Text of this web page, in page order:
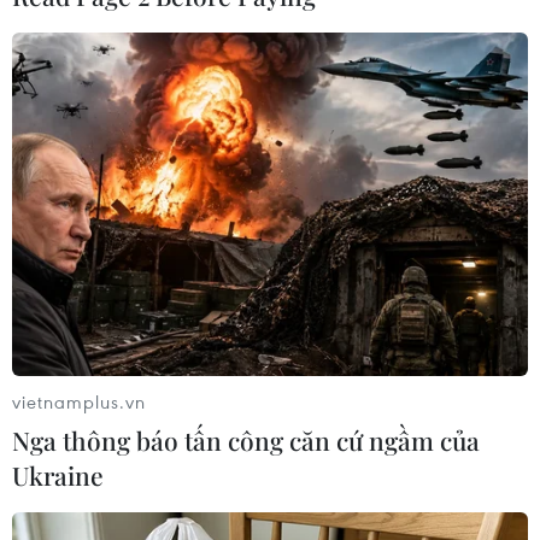
cần đẩy nhanh tiến độ, tuân thủ quy hoạch ban
đầu, tạo sự hài hoà trong phát triển.
Bên cạnh đó, đề nghị các cấp chính quyền có
liên quan cần kịp thời hỗ trợ, tháo gỡ khó khăn,
vướng mắc không để ảnh hưởng đến tiến độ dự
án...
Cũng trong dịp này, Công ty cổ phần Phát triển
quan hệ Việt-Nhật tổ chức lễ khởi công Khu du
lịch nghỉ dưỡng Biển Vàng tại thị trấn Cửa Việt,
huyện Gio Linh./.
(TTXVN/Vietnam+)
vietnamplus.vn
Nga thông báo tấn công căn cứ ngầm của
Ukraine